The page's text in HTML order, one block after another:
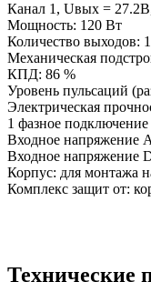
Канал 1, Uвых =
Мощность: 120 Вт
Количество выходов: 1
Механическая
КПД: 86 %
Уровень пульсаций
Электрическая
1 фазное подключение
Входное напряжение
Входное напряжение
Корпус: для монтажа
Комплекс защит от:
Технические